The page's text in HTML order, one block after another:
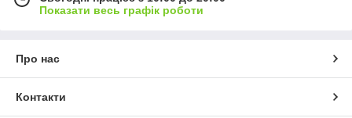
Показати весь графік роботи
Про нас
Контакти